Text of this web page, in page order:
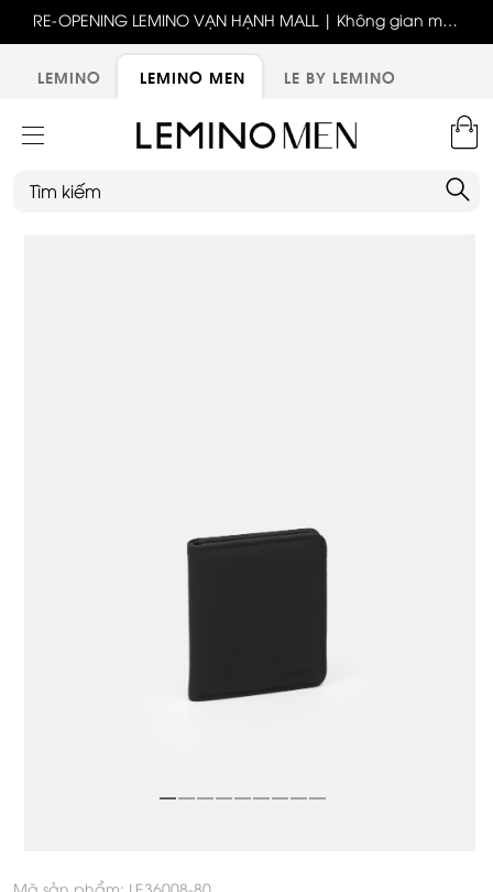
RE-OPENING LEMINO VẠN HẠNH MALL | Không gian mới,
trải nghiệm mới, ưu đãi tri ân đặc biệt
LEMINO
LEMINO MEN LE BY LEMINO